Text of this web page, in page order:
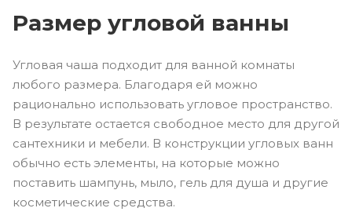
Размер угловой ванны
Угловая чаша подходит для ванной комнаты
любого размера. Благодаря ей можно
рационально использовать угловое пространство.
В результате остается свободное место для другой
сантехники и мебели. В конструкции угловых ванн
обычно есть элементы, на которые можно
поставить шампунь, мыло, гель для душа и другие
косметические средства.